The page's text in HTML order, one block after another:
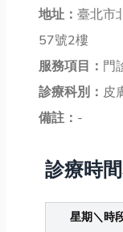
地址： 臺北市
57號2樓
服務項目： 門
診療科別： 皮
備註： -
診療時
星期＼時